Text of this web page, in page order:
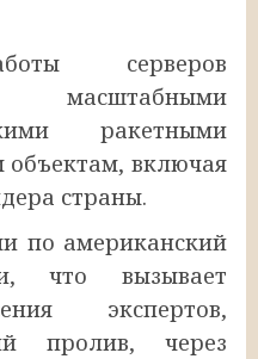
серверов
масштабными
ракетными
включая
страны.
по американский
что вызывает
экспертов,
пролив, через